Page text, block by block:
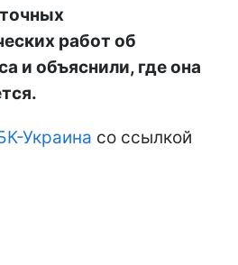
работ об
и объяснили, где она
Украина со ссылкой